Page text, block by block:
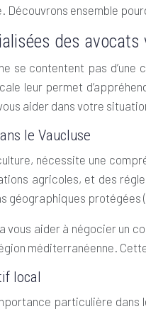
ensemble
des avocats
se contentent pas
leur permet
aider dans votre
le Vaucluse
nécessite une
agricoles, et des
géographiques protégées
vous aider à négocier un
méditerranéenne.
local
particulière